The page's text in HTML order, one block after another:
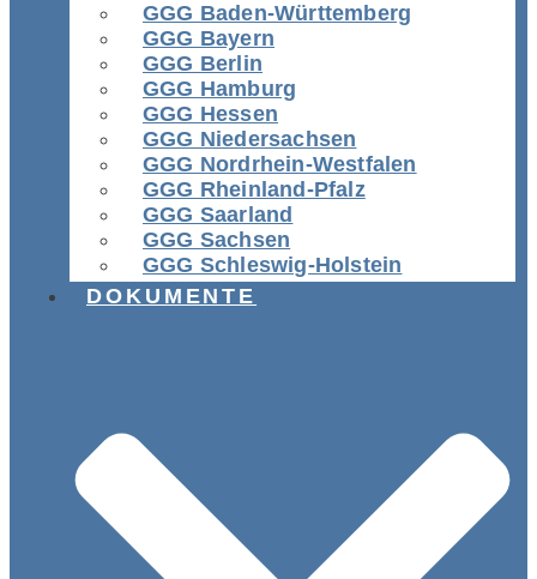
GGG Baden-Württemberg
GGG Bayern
GGG Berlin
GGG Hamburg
GGG Hessen
GGG Niedersachsen
GGG Nordrhein-Westfalen
GGG Rheinland-Pfalz
GGG Saarland
GGG Sachsen
GGG Schleswig-Holstein
DOKUMENTE